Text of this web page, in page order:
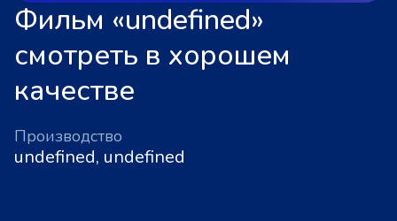
Фильм «undefined»
смотреть в хорошем
качестве
Производство
undefined, undefined